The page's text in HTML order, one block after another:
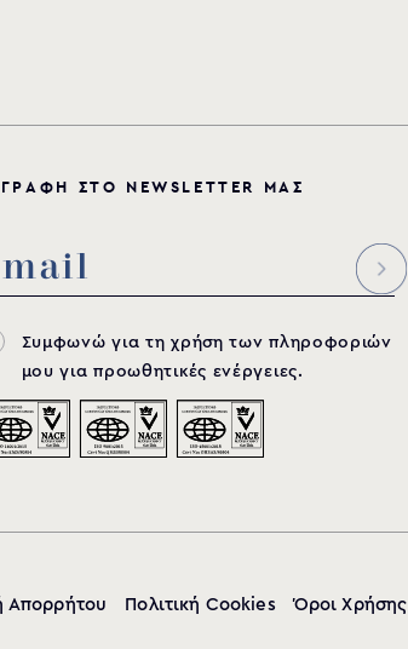
ΓΡΑΦΗ ΣΤΟ N EWSL ETT ER ΜΑΣ
Συμφωνώ για τη χρήση των πληροφοριών
μου για προωθητικές ενέργειες.
Απορρήτου Πολιτική Cookies Όροι Χρήσης